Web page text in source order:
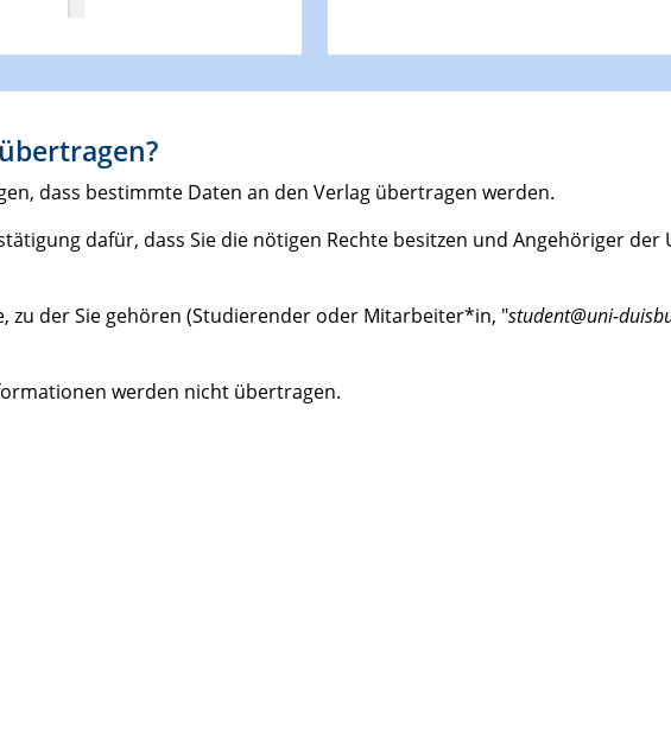
dass bestimmte Daten an den Verlag übertragen werden.
dafür, dass Sie die nötigen Rechte besitzen und Angehöriger der
zu der Sie gehören (Studierender oder Mitarbeiter*in, "student@uni-
werden nicht übertragen.